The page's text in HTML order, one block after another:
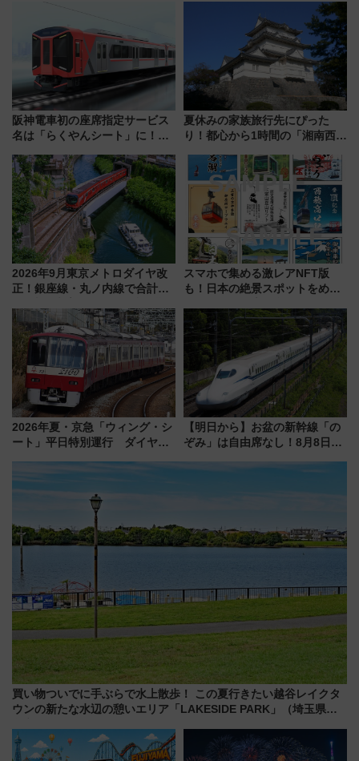
阪神電車初の座席指定サービス
名は「らくやんシート」に！新
を快適移動
夏休みの家族旅行先にぴった
り！都心から1時間の「湘南西エ
島とは異なる魅力を持つ今夏の
注目スポット
2026年9月東京メトロダイヤ改
正！銀座線・丸ノ内線で合計
待
スマホで集める激レアNFT版
も！日本の絶景スポットをめぐ
ん)」企画がスタート
2026年夏・京急「ウィング・シ
ート」平日特別運行 ダイヤ・
三浦海岸を堪能できるお出かけ
プランもご紹介
【明日から】お盆の新幹線「の
ぞみ」は自由席なし！8月8日午
せば空きが見つかることも 混
買い物ついでに手ぶらで水上散歩！ この夏行きたい越谷レイクタ
ウンの新たな水辺の憩いエリア「LAKESIDE PARK」（埼玉県越